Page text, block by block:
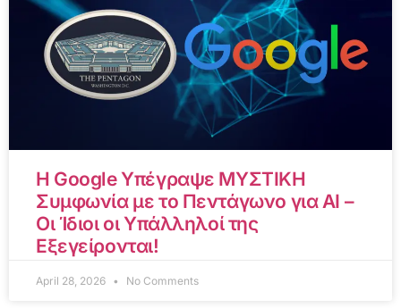
Η Google Υπέγραψε ΜΥΣΤΙΚΗ
Συμφωνία με το Πεντάγωνο για AI –
Οι Ίδιοι οι Υπάλληλοί της
Εξεγείρονται!
April 28, 2026 No Comments